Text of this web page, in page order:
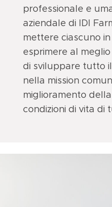
professionale e
aziendale di IDI
mettere ciascuno
esprimere al
di sviluppare tutto
nella mission
miglioramento
condizioni di vita di